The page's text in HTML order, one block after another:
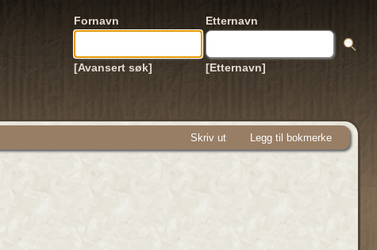
Fornavn Etternavn
[Avansert søk] [Etternavn]
Skriv ut Legg til bokmerke